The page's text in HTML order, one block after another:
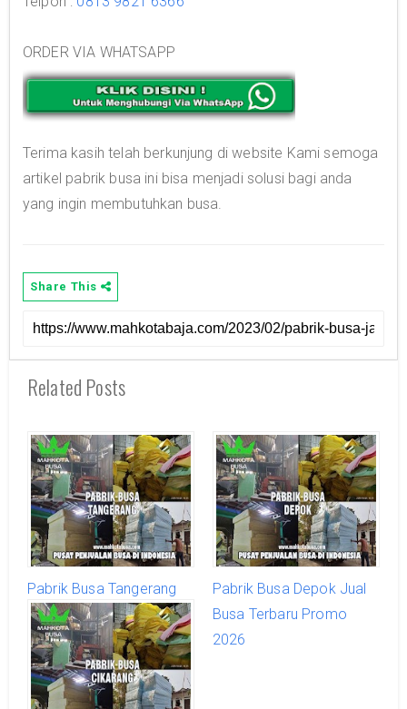
ORDER VIA WHATSAPP
Terima kasih telah berkunjung di website Kami semoga
artikel pabrik busa ini bisa menjadi solusi bagi anda
yang ingin membutuhkan busa.
Share This
Related Posts
Pabrik Busa Tangerang
Jual Busa Terbaru Promo
2026
Pabrik Busa Depok Jual
Busa Terbaru Promo
2026